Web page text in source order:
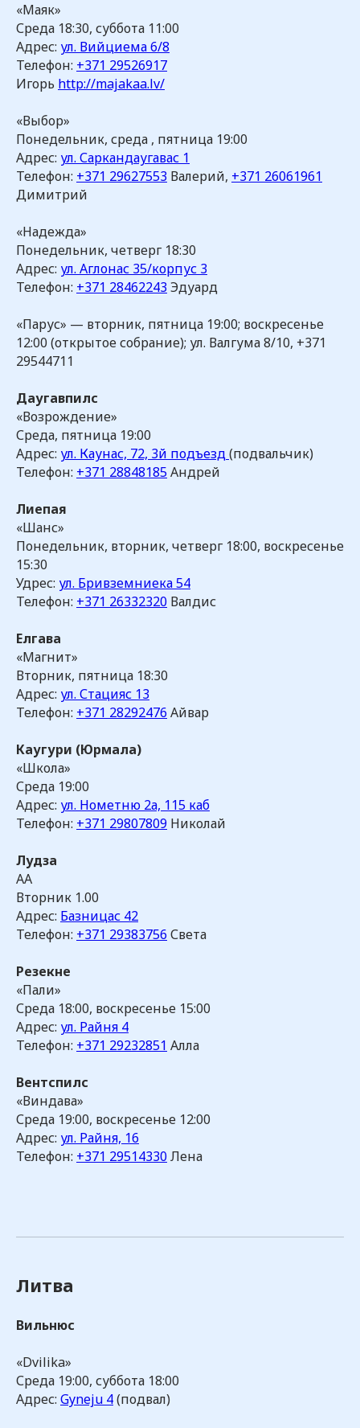
«Маяк»
Среда 18:30, суббота 11:00
Адрес: ул. Вийциема 6/8
Телефон: +371 29526917
Игорь http://majakaa.lv/
«Выбор»
Понедельник, среда , пятница 19:00
Адрес: ул. Саркандаугавас 1
Телефон: +371 29627553 Валерий, +371 26061961
Димитрий
«Надежда»
Понедельник, четверг 18:30
Адрес: ул. Аглонас 35/корпус 3
Телефон: +371 28462243 Эдуард
«Парус» — вторник, пятница 19:00; воскресенье
12:00 (открытое собрание); ул. Валгума 8/10, +371
29544711
Даугавпилс
«Возрождение»
Среда, пятница 19:00
Адрес: ул. Каунас, 72, 3й подъезд(подвальчик)
Телефон: +371 28848185Андрей
Лиепая
«Шанс»
Понедельник, вторник, четверг 18:00, воскресенье
15:30
Удрес: ул. Бривземниека 54
Телефон: +371 26332320 Валдис
Елгава
«Магнит»
Вторник, пятница 18:30
Адрес: ул. Стацияс 13
Телефон: +371 28292476 Айвар
Каугури (Юрмала)
«Школа»
Среда 19:00
Адрес: ул. Нометню 2а, 115 каб
Телефон: +371 29807809 Николай
Лудза
АА
Вторник 1.00
Адрес: Базницас 42
Телефон: +371 29383756 Света
Резекне
«Пали»
Среда 18:00, воскресенье 15:00
Адрес: ул. Райня 4
Телефон: +371 29232851 Алла
Вентспилс
«Виндава»
Среда 19:00, воскресенье 12:00
Адрес: ул. Райня, 16
Телефон: +371 29514330Лена
Литва
Вильнюс
«Dvilika»
Среда 19:00, суббота 18:00
Адрес: Gyneju 4(подвал)